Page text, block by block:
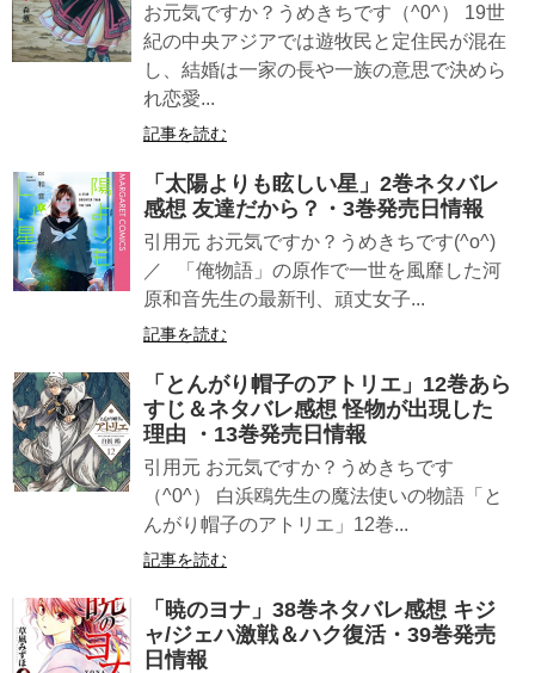
お元気ですか？うめきちです（^0^） 19世
紀の中央アジアでは遊牧民と定住民が混在
し、結婚は一家の長や一族の意思で決めら
れ恋愛...
記事を読む
「太陽よりも眩しい星」2巻ネタバレ
感想 友達だから？・3巻発売日情報
引用元 お元気ですか？うめきちです(^o^)
／ 「俺物語」の原作で一世を風靡した河
原和音先生の最新刊、頑丈女子...
記事を読む
「とんがり帽子のアトリエ」12巻あら
すじ＆ネタバレ感想 怪物が出現した
理由 ・13巻発売日情報
引用元 お元気ですか？うめきちです
（^0^） 白浜鴎先生の魔法使いの物語「と
んがり帽子のアトリエ」12巻...
記事を読む
「暁のヨナ」38巻ネタバレ感想 キジ
ャ/ジェハ激戦＆ハク復活・39巻発売
日情報